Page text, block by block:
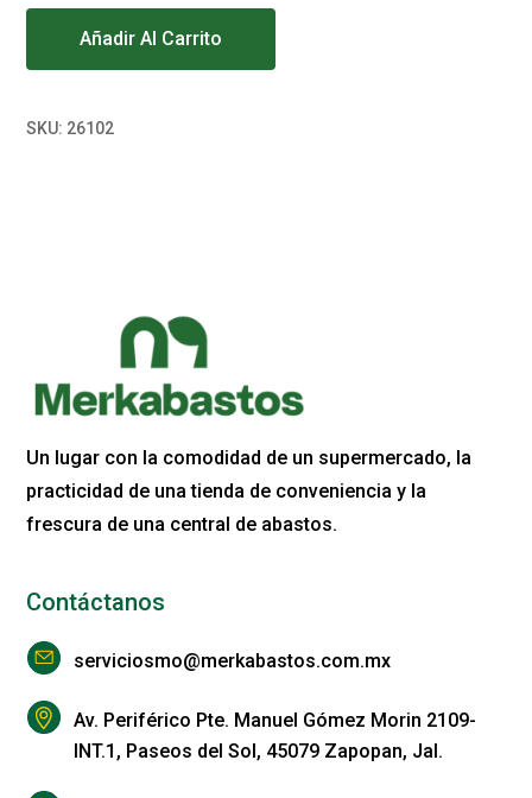
Añadir Al Carrito
SKU: 26102
Un lugar con la comodidad de un supermercado, la
practicidad de una tienda de conveniencia y la
frescura de una central de abastos.
Contáctanos
serviciosmo@merkabastos.com.mx
Av. Periférico Pte. Manuel Gómez Morin 2109-
INT.1, Paseos del Sol, 45079 Zapopan, Jal.